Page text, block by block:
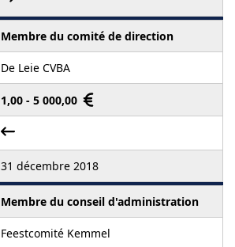
Membre du comité de direction
De Leie CVBA
1,00 - 5 000,00
31 décembre 2018
Membre du conseil d'administration
Feestcomité Kemmel